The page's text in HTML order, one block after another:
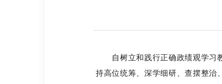
自树立和践行正确政绩观学习
持高位统筹、深学细研、查摆整治